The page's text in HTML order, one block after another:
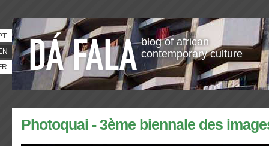
blog of african
contemporary culture
Photoquai - 3ème biennale des